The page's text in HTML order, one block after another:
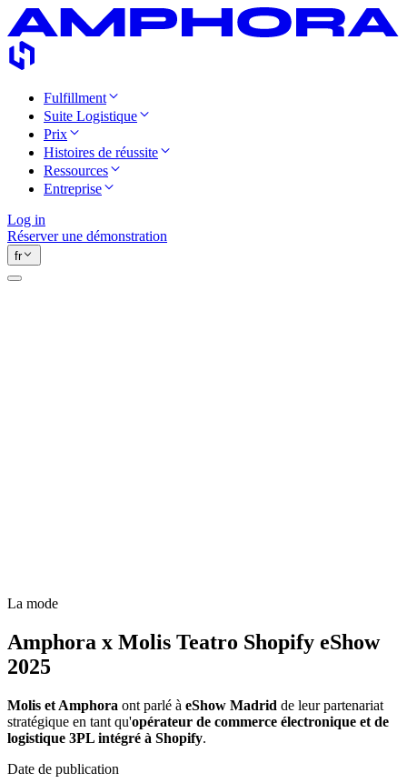
Fulfillment
Suite Logistique
Prix
Histoires de réussite
Ressources
Entreprise
Log in
Réserver une démonstration
fr
La mode
Amphora x Molis Teatro Shopify eShow
2025
Molis et Amphora ont parlé à eShow Madrid de leur partenariat
stratégique en tant qu'opérateur de commerce électronique et de
logistique 3PL intégré à Shopify.
Date de publication